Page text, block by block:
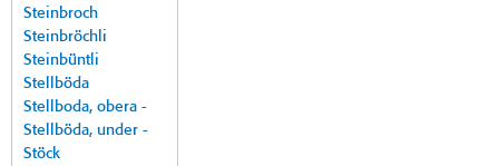
Steinbroch
Steinbröchli
Steinbüntli
Stellböda
Stellboda, obera -
Stellböda, under -
Stöck